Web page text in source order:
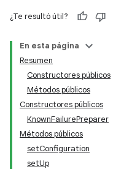
¿Te resultó útil?
En esta página
Resumen
Constructores públicos
Métodos públicos
Constructores públicos
KnownFailurePreparer
Métodos públicos
setConfiguration
setUp